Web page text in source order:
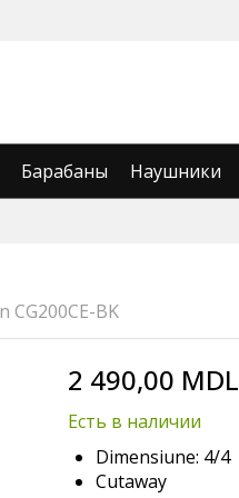
Барабаны Наушники
CG200CE-BK
2 490,00 MDL
Есть в наличии
Dimensiune: 4/4
Cutaway